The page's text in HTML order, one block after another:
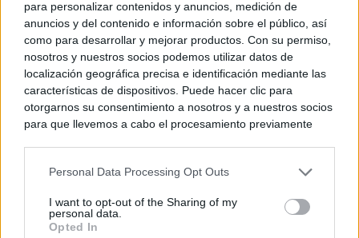
para personalizar contenidos y anuncios, medición de
anuncios y del contenido e información sobre el público, así
como para desarrollar y mejorar productos. Con su permiso,
nosotros y nuestros socios podemos utilizar datos de
localización geográfica precisa e identificación mediante las
características de dispositivos. Puede hacer clic para
otorgarnos su consentimiento a nosotros y a nuestros socios
para que llevemos a cabo el procesamiento previamente
negar su consentimiento. Tenga en cuenta que algún
de su consentimiento, pero usted tiene el derecho de
rechazar tal procesamiento. Sus preferencias se aplicarán
Personal Data Processing Opt Outs
I want to opt-out of the Sharing of my
personal data.
Opted In